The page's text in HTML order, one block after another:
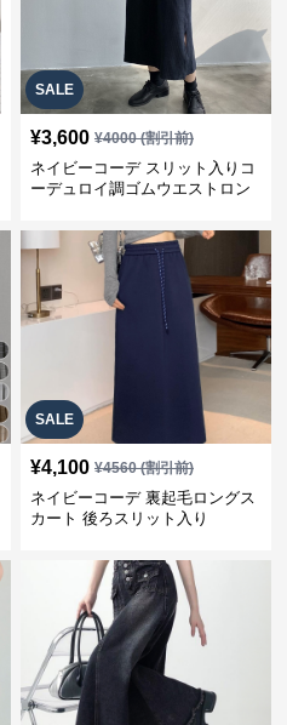
SALE
¥3,600 ¥4000(割引前)
ネイビーコーデ スリット入りコ
ーデュロイ調ゴムウエストロン
SALE
¥4,100 ¥4560(割引前)
ネイビーコーデ 裏起毛ロングス
カート 後ろスリット入り